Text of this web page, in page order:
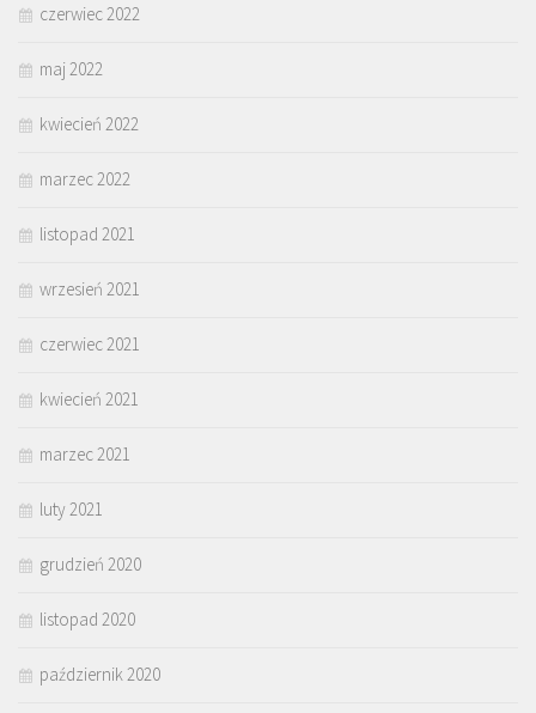
czerwiec 2022
maj 2022
kwiecień 2022
marzec 2022
listopad 2021
wrzesień 2021
czerwiec 2021
kwiecień 2021
marzec 2021
luty 2021
grudzień 2020
listopad 2020
październik 2020